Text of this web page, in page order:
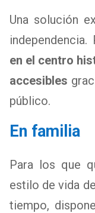
Una solución
en el centro
accesibles
público.
En familia
Para los que
estilo de vida
tiempo,